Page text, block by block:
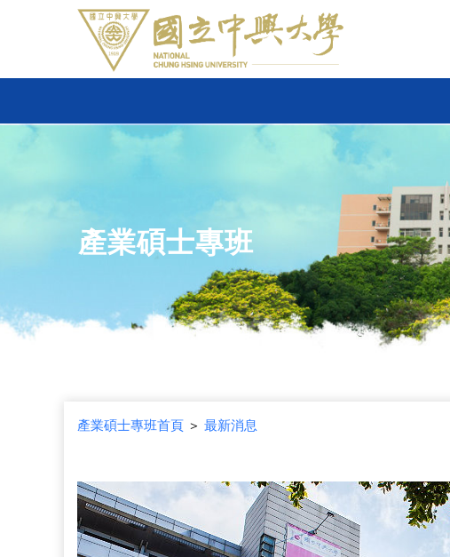
產業碩士專班
產業碩士專班首頁＞ 最新消息